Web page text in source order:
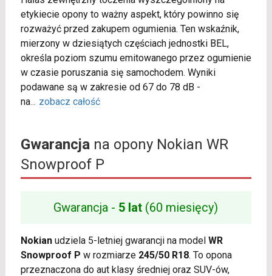
etykiecie opony to ważny aspekt, który powinno się
rozważyć przed zakupem ogumienia. Ten wskaźnik,
mierzony w dziesiątych częściach jednostki BEL,
określa poziom szumu emitowanego przez ogumienie
w czasie poruszania się samochodem. Wyniki
podawane są w zakresie od 67 do 78 dB -
na... zobacz całość
Gwarancjana opony Nokian WR
Snowproof P
Gwarancja - 5 lat (60 miesięcy)
Nokianudziela 5-letniej gwarancji na model WR
Snowproof P w rozmiarze 245/50 R18. To opona
przeznaczona do aut klasy średniej oraz SUV-ów,